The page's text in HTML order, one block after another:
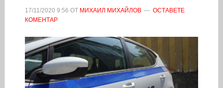
17/11/2020 9:56 ОТ МИХАИЛ МИХАЙЛОВ
ОСТАВЕТЕ
КОМЕНТАР